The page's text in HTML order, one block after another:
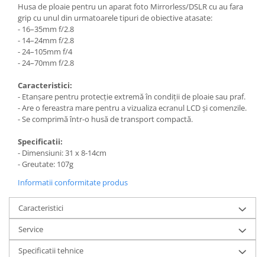
Trepiede video
Trepied / Monopied Carbon
Trepiede pentru compacte /
webcam-uri
Monopiede foto/video
Cap trepied si monopied
Carucioare trepied (Dolly)
Placute cap trepied
Huse trepied / stativ lumini
Selfie Stick
Studio/Lumini si accesorii
Blitz-uri studio
Husa de ploaie pentru un aparat foto Mirrorless/DSLR cu au fara
grip cu unul din urmatoarele tipuri de obiective atasate:
- 16–35mm f/2.8
- 14–24mm f/2.8
- 24–105mm f/4
- 24–70mm f/2.8
Caracteristici:
- Etanșare pentru protecție extremă în condiții de ploaie sau praf.
- Are o fereastra mare pentru a vizualiza ecranul LCD și comenzile.
- Se comprimă într-o husă de transport compactă.
Specificatii:
- Dimensiuni: 31 x 8-14cm
- Greutate: 107g
Informatii conformitate produs
Caracteristici
Service
Specificatii tehnice